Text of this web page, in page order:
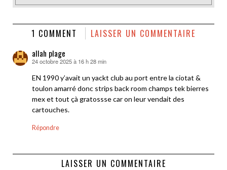
1 COMMENT LAISSER UN COMMENTAIRE
allah plage
dit :
24 octobre 2025 à 16 h 28 min
EN 1990 y’avait un yackt club au port entre la ciotat &
toulon amarré donc strips back room champs tek bierres
mex et tout çà gratossse car on leur vendait des
cartouches.
Répondre
LAISSER UN COMMENTAIRE